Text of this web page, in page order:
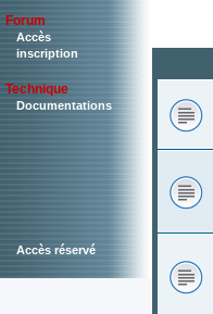
Forum
Accès
inscription
Technique
Documentations
Accès réservé